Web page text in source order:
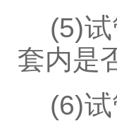
(5)试
套内是
(6)试